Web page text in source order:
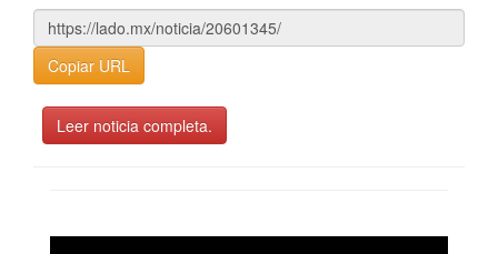
Copiar URL
Leer noticia completa.